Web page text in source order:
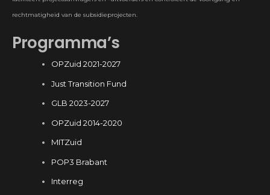
rechtmatigheid van de subsidieprojecten.
Programma’s
OPZuid 2021-2027
Just Transition Fund
GLB 2023-2027
OPZuid 2014-2020
MITZuid
POP3 Brabant
Interreg